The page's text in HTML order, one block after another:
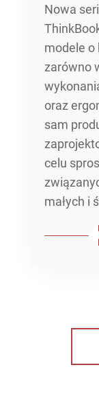
Nowa
modele o
zarówno
oraz
sam
celu
małych i